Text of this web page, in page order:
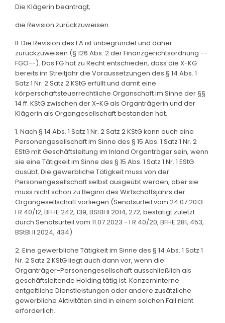
Die Klägerin beantragt,
die Revision zurückzuweisen.
II. Die Revision des FA ist unbegründet und daher
zurückzuweisen (§ 126 Abs. 2 der Finanzgerichtsordnung --
FGO--). Das FG hat zu Recht entschieden, dass die X-KG
bereits im Streitjahr die Voraussetzungen des § 14 Abs. 1
Satz 1 Nr. 2 Satz 2 KStG erfüllt und damit eine
körperschaftsteuerrechtliche Organschaft im Sinne der §§
14 ff. KStG zwischen der X-KG als Organträgerin und der
Klägerin als Organgesellschaft bestanden hat.
1. Nach § 14 Abs. 1 Satz 1 Nr. 2 Satz 2 KStG kann auch eine
Personengesellschaft im Sinne des § 15 Abs. 1 Satz 1 Nr. 2
EStG mit Geschäftsleitung im Inland Organträger sein, wenn
sie eine Tätigkeit im Sinne des § 15 Abs. 1 Satz 1 Nr. 1 EStG
ausübt. Die gewerbliche Tätigkeit muss von der
Personengesellschaft selbst ausgeübt werden, aber sie
muss nicht schon zu Beginn des Wirtschaftsjahrs der
Organgesellschaft vorliegen (Senatsurteil vom 24.07.2013 -
I R 40/12, BFHE 242, 139, BStBl II 2014, 272; bestätigt zuletzt
durch Senatsurteil vom 11.07.2023 - I R 40/20, BFHE 281, 453,
BStBl II 2024, 434).
2. Eine gewerbliche Tätigkeit im Sinne des § 14 Abs. 1 Satz 1
Nr. 2 Satz 2 KStG liegt auch dann vor, wenn die
Organträger-Personengesellschaft ausschließlich als
geschäftsleitende Holding tätig ist. Konzerninterne
entgeltliche Dienstleistungen oder andere zusätzliche
gewerbliche Aktivitäten sind in einem solchen Fall nicht
erforderlich.